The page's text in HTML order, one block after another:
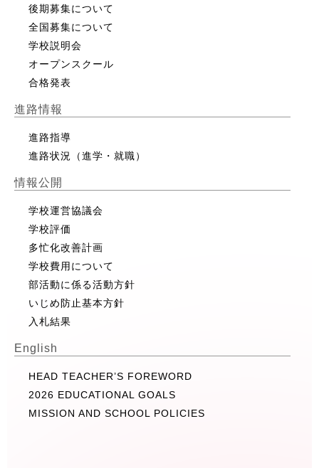
後期募集について
全国募集について
学校説明会
オープンスクール
合格発表
進路情報
進路指導
進路状況（進学・就職）
情報公開
学校運営協議会
学校評価
多忙化改善計画
学校費用について
部活動に係る活動方針
いじめ防止基本方針
入札結果
English
HEAD TEACHER’S FOREWORD
2026 EDUCATIONAL GOALS
MISSION AND SCHOOL POLICIES